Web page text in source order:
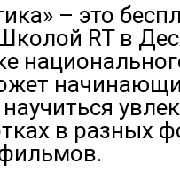
– это
RT в
в разных